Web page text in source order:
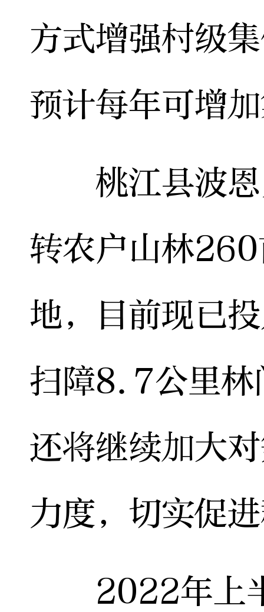
方式增强村级
预计每年可增
桃江县波恩
转农户山林
地，目前现已
扫障8.7公里林
还将继续加大
力度，切实促
2022年上半